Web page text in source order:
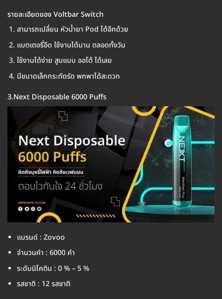
รายละเอียดของ Voltbar Switch
สามารถเปลี่ยน หัวน้ำยา Pod ได้อีกด้วย
แบตเตอรี่อึด ใช้งานได้นาน ตลอดทั้งวัน
ใช้งานได้ง่าย สูบแบบ ออโต้ ได้เลย
มีขนาดเล็กกระทัดรัด พกพาได้สะดวก
3.Next Disposable 6000 Puffs
แบรนด์ : Zovoo
จำนวนคำ : 6000 คำ
ระดับนิโคติน : 0 % – 5 %
รสชาติ : 12 รสชาติ